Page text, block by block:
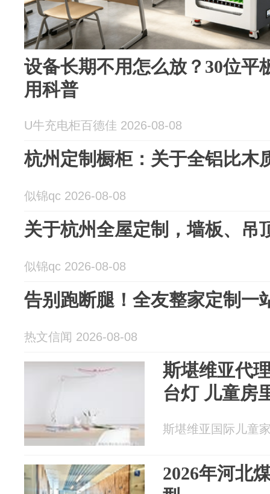
设备长期不用怎么放？30位平
用科普
U牛充电柜百德佳 2026-08-08
杭州定制橱柜：关于全铝比木
似锦qc 2026-08-08
关于杭州全屋定制，墙板、吊
似锦qc 2026-08-08
告别跑断腿！全友整家定制一
热文信闻 2026-08-08
斯堪维亚代
台灯 儿童房
斯堪维亚国际儿童
2026年河北